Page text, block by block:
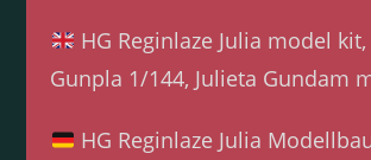
HG Reginlaze Julia model kit,
Gunpla 1/144, Julieta Gundam
HG Reginlaze Julia